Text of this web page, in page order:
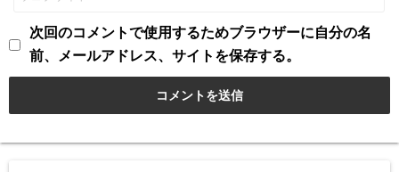
次回のコメントで使用するためブラウザーに自分の名
前、メールアドレス、サイトを保存する。